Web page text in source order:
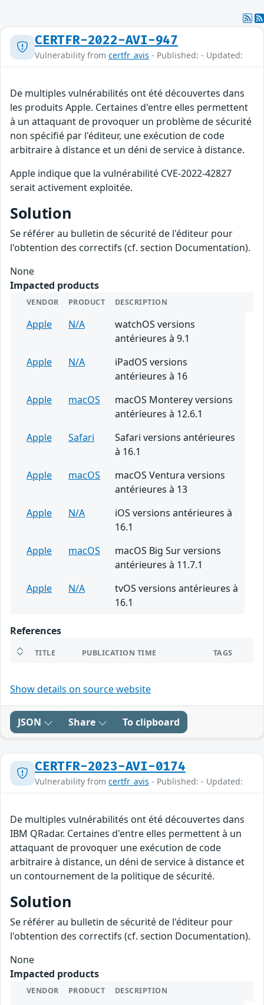
CERTFR-2022-AVI-947
Vulnerability from certfr_avis - Published: - Updated:
De multiples vulnérabilités ont été découvertes dans
les produits Apple. Certaines d'entre elles permettent
à un attaquant de provoquer un problème de sécurité
non spécifié par l'éditeur, une exécution de code
arbitraire à distance et un déni de service à distance.
Apple indique que la vulnérabilité CVE-2022-42827
serait activement exploitée.
Solution
Se référer au bulletin de sécurité de l'éditeur pour
l'obtention des correctifs (cf. section Documentation).
None
Impacted products
VENDOR PRODUCT DESCRIPTION
Apple N/A
watchOS versions
antérieures à 9.1
Apple
N/A
iPadOS versions
antérieures à 16
Apple
macOS
macOS Monterey versions
antérieures à 12.6.1
Apple
Safari
Safari versions antérieures
à 16.1
Apple
macOS
macOS Ventura versions
antérieures à 13
Apple
N/A
iOS versions antérieures à
16.1
Apple
macOS
macOS Big Sur versions
antérieures à 11.7.1
Apple
N/A
tvOS versions antérieures à
16.1
References
TITLE PUBLICATION TIME TAGS
Show details on source website
JSON Share To clipboard
CERTFR-2023-AVI-0174
Vulnerability from certfr_avis - Published: - Updated:
De multiples vulnérabilités ont été découvertes dans
IBM QRadar. Certaines d'entre elles permettent à un
attaquant de provoquer une exécution de code
arbitraire à distance, un déni de service à distance et
un contournement de la politique de sécurité.
Solution
Se référer au bulletin de sécurité de l'éditeur pour
l'obtention des correctifs (cf. section Documentation).
None
Impacted products
VENDOR PRODUCT DESCRIPTION